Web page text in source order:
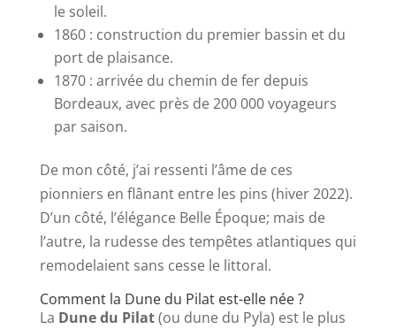
le soleil.
1860 : construction du premier bassin et du
port de plaisance.
1870 : arrivée du chemin de fer depuis
Bordeaux, avec près de 200 000 voyageurs
par saison.
De mon côté, j’ai ressenti l’âme de ces
pionniers en flânant entre les pins (hiver 2022).
D’un côté, l’élégance Belle Époque; mais de
l’autre, la rudesse des tempêtes atlantiques qui
remodelaient sans cesse le littoral.
Comment la Dune du Pilat est-elle née ?
La Dune du Pilat(ou dune du Pyla) est le plus